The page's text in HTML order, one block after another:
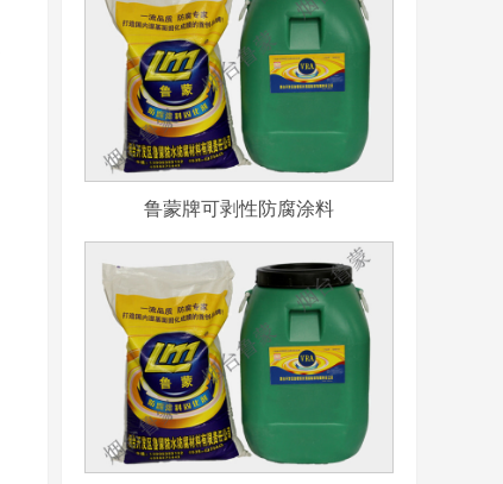
鲁蒙牌可剥性防腐涂料